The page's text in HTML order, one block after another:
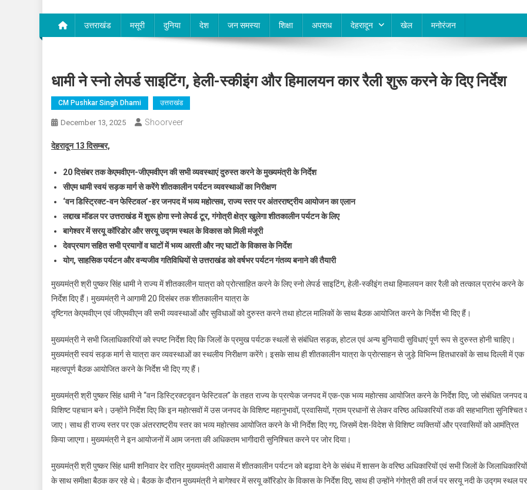
उत्तराखंड मसूरी दुनिया देश जन समस्या शिक्षा अपराध देहरादून खेल मनोरंजन
धामी ने स्नो लेपर्ड साइटिंग, हेली-स्कीइंग और हिमालयन कार रैली शुरू करने के दिए निर्देश
CM Pushkar Singh Dhami उत्तराखंड
December 13, 2025 Shoorveer
देहरादून 13 दिसम्बर,
20 दिसंबर तक केएमवीएन-जीएमवीएन की सभी व्यवस्थाएं दुरुस्त करने के मुख्यमंत्री के निर्देश
सीएम धामी स्वयं सड़क मार्ग से करेंगे शीतकालीन पर्यटन व्यवस्थाओं का निरीक्षण
‘वन डिस्ट्रिक्ट-वन फेस्टिवल’-हर जनपद में भव्य महोत्सव, राज्य स्तर पर अंतरराष्ट्रीय आयोजन का एलान
लद्दाख मॉडल पर उत्तराखंड में शुरू होगा स्नो लेपर्ड टूर, गंगोत्री क्षेत्र खुलेगा शीतकालीन पर्यटन के लिए
बागेश्वर में सरयू कॉरिडोर और सरयू उद्गम स्थल के विकास को मिली मंजूरी
देवप्रयाग सहित सभी प्रयागों व घाटों में भव्य आरती और नए घाटों के विकास के निर्देश
योग, साहसिक पर्यटन और वन्यजीव गतिविधियों से उत्तराखंड को वर्षभर पर्यटन गंतव्य बनाने की तैयारी
मुख्यमंत्री श्री पुष्कर सिंह धामी ने राज्य में शीतकालीन यात्रा को प्रोत्साहित करने के लिए स्नो लेपर्ड साइटिंग, हेली-स्कीइंग तथा हिमालयन कार रैली को तत्काल प्रारंभ करने के
निर्देश दिए हैं। मुख्यमंत्री ने आगामी 20 दिसंबर तक शीतकालीन यात्रा के
दृष्टिगत केएमवीएन एवं जीएमवीएन की सभी व्यवस्थाओं और सुविधाओं को दुरुस्त करने तथा होटल मालिकों के साथ बैठक आयोजित करने के निर्देश भी दिए हैं।
मुख्यमंत्री ने सभी जिलाधिकारियों को स्पष्ट निर्देश दिए कि जिलों के प्रमुख पर्यटक स्थलों से संबंधित सड़क, होटल एवं अन्य बुनियादी सुविधाएं पूर्ण रूप से दुरुस्त होनी चाहिए।
मुख्यमंत्री स्वयं सड़क मार्ग से यात्रा कर व्यवस्थाओं का स्थलीय निरीक्षण करेंगे। इसके साथ ही शीतकालीन यात्रा के प्रोत्साहन से जुड़े विभिन्न हितधारकों के साथ दिल्ली में एक
महत्वपूर्ण बैठक आयोजित करने के निर्देश भी दिए गए हैं।
मुख्यमंत्री श्री पुष्कर सिंह धामी ने “वन डिस्ट्रिक्टदृवन फेस्टिवल” के तहत राज्य के प्रत्येक जनपद में एक-एक भव्य महोत्सव आयोजित करने के निर्देश दिए, जो संबंधित जनपद
विशिष्ट पहचान बने। उन्होंने निर्देश दिए कि इन महोत्सवों में उस जनपद के विशिष्ट महानुभावों, प्रवासियों, ग्राम प्रधानों से लेकर वरिष्ठ अधिकारियों तक की सहभागिता सुनिश्चित
जाए। साथ ही राज्य स्तर पर एक अंतरराष्ट्रीय स्तर का भव्य महोत्सव आयोजित करने के भी निर्देश दिए गए, जिसमें देश-विदेश से विशिष्ट व्यक्तियों और प्रवासियों को आमंत्रित
किया जाएगा। मुख्यमंत्री ने इन आयोजनों में आम जनता की अधिकतम भागीदारी सुनिश्चित करने पर जोर दिया।
मुख्यमंत्री श्री पुष्कर सिंह धामी शनिवार देर रात्रि मुख्यमंत्री आवास में शीतकालीन पर्यटन को बढ़ावा देने के संबंध में शासन के वरिष्ठ अधिकारियों एवं सभी जिलों के जिलाधिकारियों
के साथ समीक्षा बैठक कर रहे थे। बैठक के दौरान मुख्यमंत्री ने बागेश्वर में सरयू कॉरिडोर के विकास के निर्देश दिए, साथ ही उन्होंने गंगोत्री की तर्ज पर सरयू नदी के उद्गम स्थल पर